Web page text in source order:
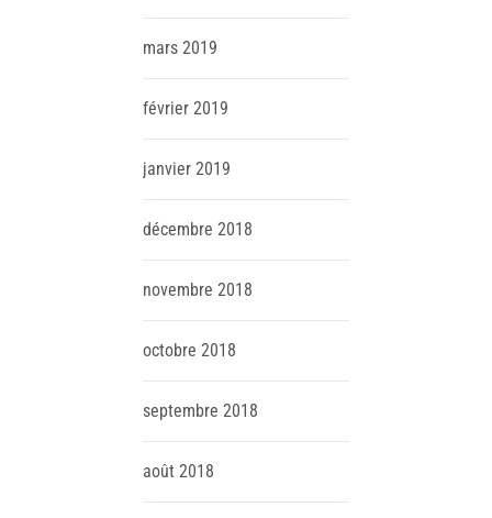
mars 2019
février 2019
janvier 2019
décembre 2018
novembre 2018
octobre 2018
septembre 2018
août 2018